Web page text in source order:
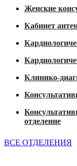
Женские
Кабинет
Клинико-
отделение
ВСЕ ОТДЕЛЕНИЯ